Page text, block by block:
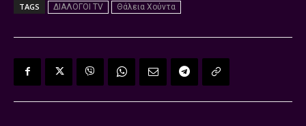
TAGS ΔΙΑΛΟΓΟΙ TV Θάλεια Χούντα